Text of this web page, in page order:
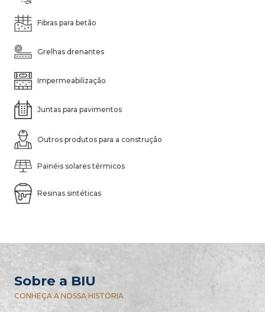
Fibras para betão
Grelhas drenantes
Impermeabilização
Juntas para pavimentos
Outros produtos para a construção
Painéis solares térmicos
Resinas sintéticas
Sobre a BIU
CONHEÇA A NOSSA HISTÓRIA